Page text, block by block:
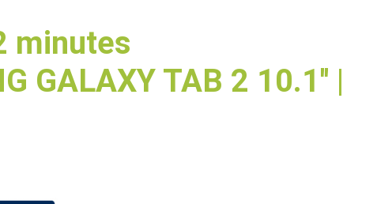
minutes
GALAXY TAB 2 10.1'' |